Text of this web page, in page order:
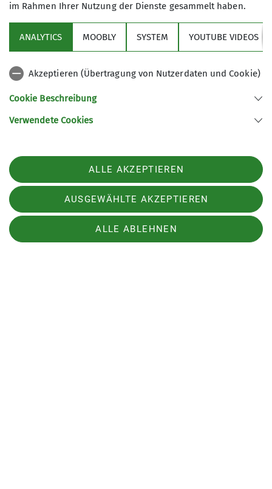
im Rahmen Ihrer Nutzung der Dienste gesammelt haben.
ANALYTICS MOOBLY SYSTEM YOUTUBE VIDEOS
Akzeptieren (Übertragung von Nutzerdaten und Cookie)
Cookie Beschreibung
Verwendete Cookies
ALLE AKZEPTIEREN
AUSGEWÄHLTE AKZEPTIEREN
ALLE ABLEHNEN